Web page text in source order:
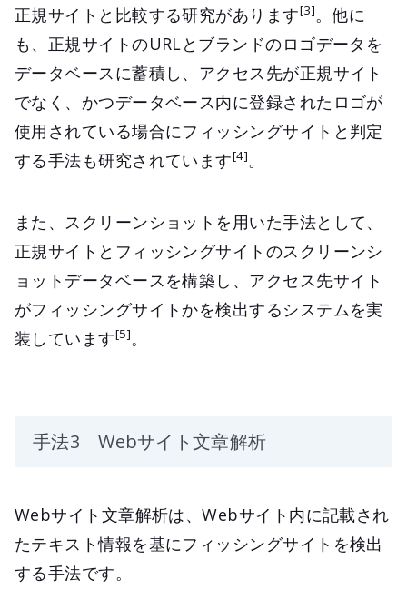
正規サイトと比較する研究があります[3]。他に
も、正規サイトのURLとブランドのロゴデータを
データベースに蓄積し、アクセス先が正規サイト
でなく、かつデータベース内に登録されたロゴが
使用されている場合にフィッシングサイトと判定
する手法も研究されています[4]。
また、スクリーンショットを用いた手法として、
正規サイトとフィッシングサイトのスクリーンシ
ョットデータベースを構築し、アクセス先サイト
がフィッシングサイトかを検出するシステムを実
装しています[5]。
手法3 Webサイト文章解析
Webサイト文章解析は、Webサイト内に記載され
たテキスト情報を基にフィッシングサイトを検出
する手法です。